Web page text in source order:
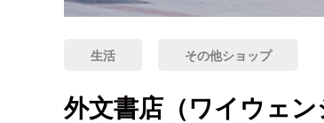
生活 その他ショップ
外文書店（ワイウェン